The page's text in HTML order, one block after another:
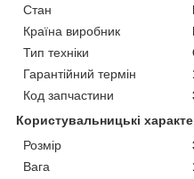
Стан
Країна виробник
Тип техніки
Гарантійний термін
Код запчастини
Користувальницькі
Розмір
Вага